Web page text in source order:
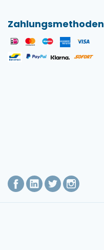
Zahlungsmethoden